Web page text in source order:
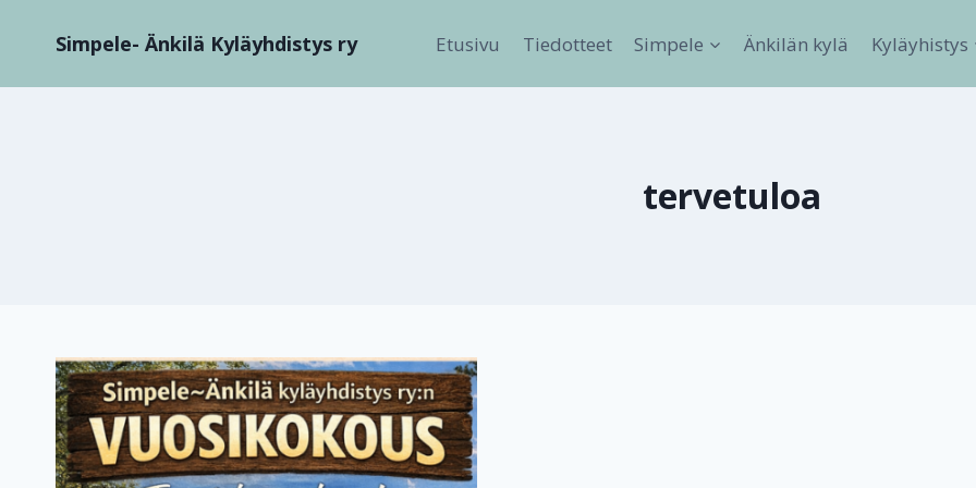
sisältöönSimpele- Änkilä Kyläyhdistys ry Etusivu Tiedotteet Simpele Änkilän kylä Kyläyhistys
tervetuloa